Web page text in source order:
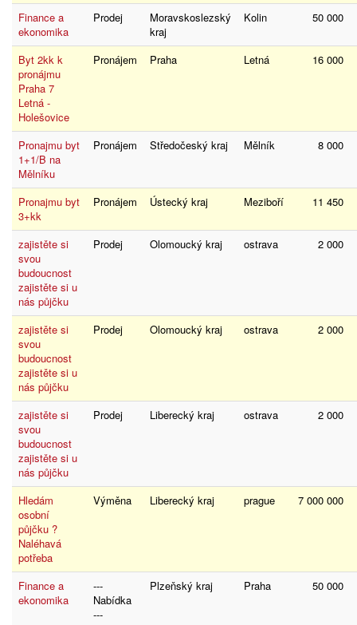
Finance a
ekonomika
Prodej
Moravskoslezský
kraj
Kolin 50 000
Byt 2kk k
pronájmu
Praha 7
Letná -
Holešovice
Pronájem Praha Letná 16 000
Pronajmu byt
1+1/B na
Mělníku
Pronájem Středočeský kraj Mělník 8 000
Pronajmu byt
3+kk
Pronájem Ústecký kraj Meziboří 11 450
zajistěte si
svou
budoucnost
zajistěte si u
nás půjčku
Prodej Olomoucký kraj ostrava 2 000
zajistěte si
svou
budoucnost
zajistěte si u
nás půjčku
Prodej Olomoucký kraj ostrava 2 000
zajistěte si
svou
budoucnost
zajistěte si u
nás půjčku
Prodej Liberecký kraj ostrava 2 000
Hledám
osobní
půjčku ?
Naléhavá
potřeba
Výměna Liberecký kraj prague 7 000 000
Finance a
ekonomika
---
Nabídka
---
Plzeňský kraj Praha 50 000